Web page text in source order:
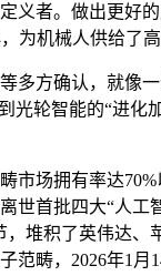
义者。做出更好
为机械人供给了
方确认，就像一
轮智能的“进化
场拥有率达70%
世首批四大“人
堆积了英伟达
畴，2026年1月